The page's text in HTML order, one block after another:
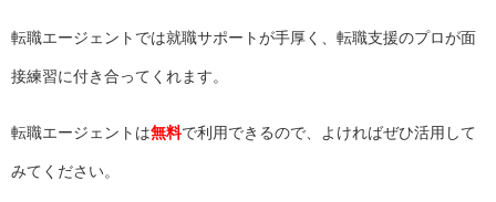
転職エージェントでは就職サポートが手厚く、転職支援のプロが面
接練習に付き合ってくれます。
転職エージェントは無料で利用できるので、よければぜひ活用して
みてください。